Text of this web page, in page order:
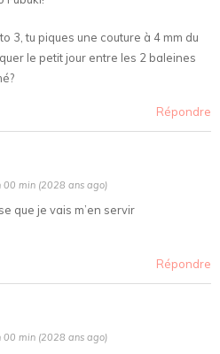
3, tu piques une couture à 4 mm du
le petit jour entre les 2 baleines
Répondre
min (2028 ans ago)
que je vais m’en servir
Répondre
min (2028 ans ago)